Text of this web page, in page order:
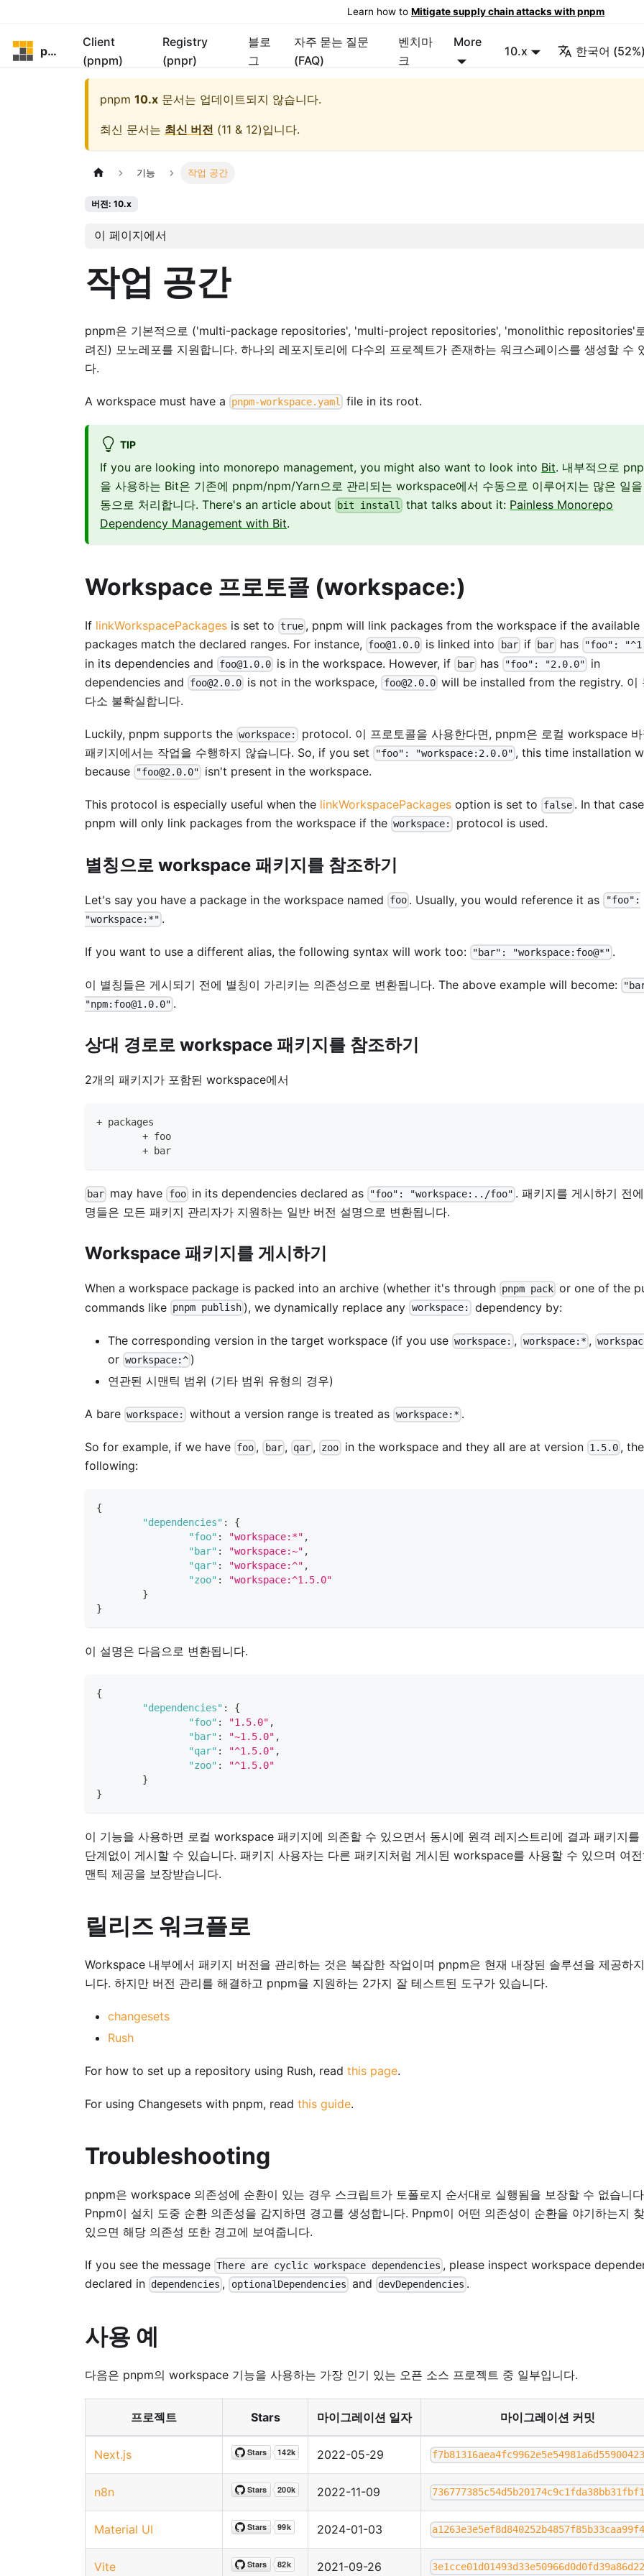
Learn how to Mitigate supply chain attacks with pnpm
pnpm
Client
(pnpm)
Registry
(pnpr)
블로
그
자주 묻는 질문
(FAQ)
벤치마
크
More
10.x 한국어 (52%)
pnpm 10.x 문서는 업데이트되지 않습니다.
최신 문서는 최신 버전 (11 & 12)입니다.
기능 작업 공간
버전: 10.x
이 페이지에서
작업 공간
pnpm은 기본적으로 ('multi-package repositories', 'multi-project repositories', 'monolithic repositories'
려진) 모노레포를 지원합니다. 하나의 레포지토리에 다수의 프로젝트가 존재하는 워크스페이스를 생성할 수
다.
A workspace must have a pnpm-workspace.yaml file in its root.
TIP
If you are looking into monorepo management, you might also want to look into Bit. 내부적으로
을 사용하는 Bit은 기존에 pnpm/npm/Yarn으로 관리되는 workspace에서 수동으로 이루어지는 많은 일
동으로 처리합니다. There's an article about
bit install that talks about it: Painless Monorepo
Dependency Management with Bit.
Workspace 프로토콜 (workspace:)
If linkWorkspacePackages is set to true , pnpm will link packages from the workspace if the available
packages match the declared ranges. For instance,
foo@1.0.0 is linked into barif bar has "foo":
in its dependencies and foo@1.0.0 is in the workspace. However, if barhas "foo": "2.0.0"
in
dependencies and
foo@2.0.0 is not in the workspace, foo@2.0.0will be installed from the registry. 이
다소 불확실합니다.
Luckily, pnpm supports the workspace:
protocol. 이 프로토콜을 사용한다면, pnpm은 로컬 workspace 바
패키지에서는 작업을 수행하지 않습니다. So, if you set
"foo": "workspace:2.0.0" , this time installation
because
"foo@2.0.0" isn't present in the workspace.
This protocol is especially useful when the linkWorkspacePackages option is set to false . In that
pnpm will only link packages from the workspace if the workspace: protocol is used.
별칭으로 workspace 패키지를 참조하기
Let's say you have a package in the workspace named foo . Usually, you would reference it as
"foo":
"workspace:*" .
If you want to use a different alias, the following syntax will work too: "bar": "workspace:foo@*" .
이 별칭들은 게시되기 전에 별칭이 가리키는 의존성으로 변환됩니다. The above example will become:
"npm:foo@1.0.0" .
상대 경로로 workspace 패키지를 참조하기
2개의 패키지가 포함된 workspace에서
+ packages
	+ foo
	+ bar
bar may have fooin its dependencies declared as "foo": "workspace:../foo" . 패키지를 게시하기 전
명들은 모든 패키지 관리자가 지원하는 일반 버전 설명으로 변환됩니다.
Workspace 패키지를 게시하기
When a workspace package is packed into an archive (whether it's through pnpm pack or one of the
commands like pnpm publish ), we dynamically replace any workspace: dependency by:
The corresponding version in the target workspace (if you use workspace: , workspace:* ,
or workspace:^ )
연관된 시맨틱 범위 (기타 범위 유형의 경우)
A bare workspace: without a version range is treated as workspace:* .
So for example, if we have foo , bar, qar , zoo in the workspace and they all are at version 1.5.0, the
following:
{
"dependencies" :
{
"foo" : "workspace:*" ,
"bar" : "workspace:~" ,
"qar" : "workspace:^" ,
"zoo" :
"workspace:^1.5.0"
}
}
이 설명은 다음으로 변환됩니다.
{
"dependencies" :
{
"foo" : "1.5.0" ,
"bar" : "~1.5.0" ,
"qar" : "^1.5.0" ,
"zoo" :
"^1.5.0"
}
}
이 기능을 사용하면 로컬 workspace 패키지에 의존할 수 있으면서 동시에 원격 레지스트리에 결과 패키지를
단계없이 게시할 수 있습니다. 패키지 사용자는 다른 패키지처럼 게시된 workspace를 사용할 수 있으며 여전
맨틱 제공을 보장받습니다.
릴리즈 워크플로
Workspace 내부에서 패키지 버전을 관리하는 것은 복잡한 작업이며 pnpm은 현재 내장된 솔루션을 제공하
니다. 하지만 버전 관리를 해결하고 pnpm을 지원하는 2가지 잘 테스트된 도구가 있습니다.
changesets
Rush
For how to set up a repository using Rush, read this page.
For using Changesets with pnpm, read this guide.
Troubleshooting
pnpm은 workspace 의존성에 순환이 있는 경우 스크립트가 토폴로지 순서대로 실행됨을 보장할 수 없습니
Pnpm이 설치 도중 순환 의존성을 감지하면 경고를 생성합니다. Pnpm이 어떤 의존성이 순환을 야기하는지
있으면 해당 의존성 또한 경고에 보여줍니다.
If you see the message There are cyclic workspace dependencies , please inspect workspace
declared in dependencies , optionalDependencies and devDependencies .
사용 예
다음은 pnpm의 workspace 기능을 사용하는 가장 인기 있는 오픈 소스 프로젝트 중 일부입니다.
프로젝트 Stars 마이그레이션 일자 마이그레이션 커밋
Next.js 2022-05-29
n8n 2022-11-09
Material UI 2024-01-03
Vite 2021-09-26